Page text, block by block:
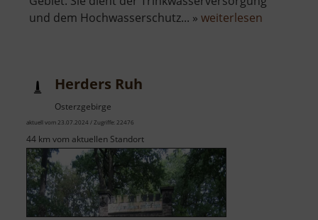
und dem Hochwasserschutz... » weiterlesen
Herders Ruh
Osterzgebirge
aktuell vom 23.07.2024 / Zugriffe: 22476
44 km vom aktuellen Standort